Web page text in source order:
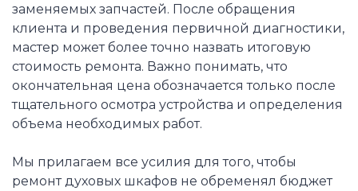
заменяемых запчастей. После обращения
клиента и проведения первичной диагностики,
мастер может более точно назвать итоговую
стоимость ремонта. Важно понимать, что
окончательная цена обозначается только после
тщательного осмотра устройства и определения
объема необходимых работ.
Мы прилагаем все усилия для того, чтобы
ремонт духовых шкафов не обременял бюджет